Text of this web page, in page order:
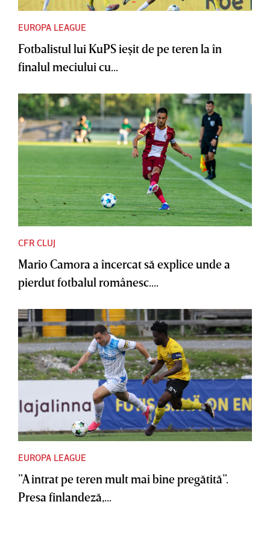
EUROPA LEAGUE
Fotbalistul lui KuPS ieşit de pe teren la în
finalul meciului cu...
CFR CLUJ
Mario Camora a încercat să explice unde a
pierdut fotbalul românesc....
EUROPA LEAGUE
”A intrat pe teren mult mai bine pregătită”.
Presa finlandeză,...